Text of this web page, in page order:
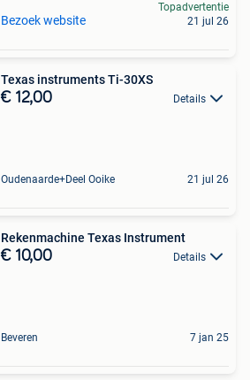
Bezoek website
Topadvertentie
21 jul 26
Texas instruments Ti-30XS
€ 12,00 Details
Oudenaarde+Deel Ooike 21 jul 26
Rekenmachine Texas Instrument
€ 10,00 Details
Beveren 7 jan 25